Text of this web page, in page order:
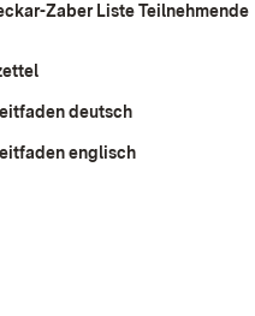
Zaber Liste Teilnehmende
(Öffnet in neuem Fenster)
deutsch(Öffnet in
englisch(Öffnet in